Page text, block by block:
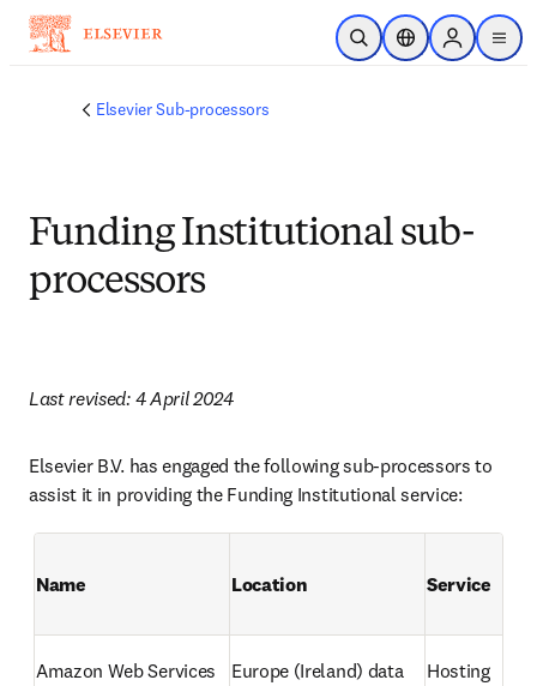
Passer au contenu principal
Ouvrir la recherche
Sélecteur de
Sign in to
menu
Elsevier Sub-processors
Funding Institutional sub-
processors
Last revised: 4 April 2024
Elsevier B.V. has engaged the following sub-processors to
assist it in providing the Funding Institutional service:
Name Location Service
Amazon Web Services
Europe (Ireland) data
Hosting